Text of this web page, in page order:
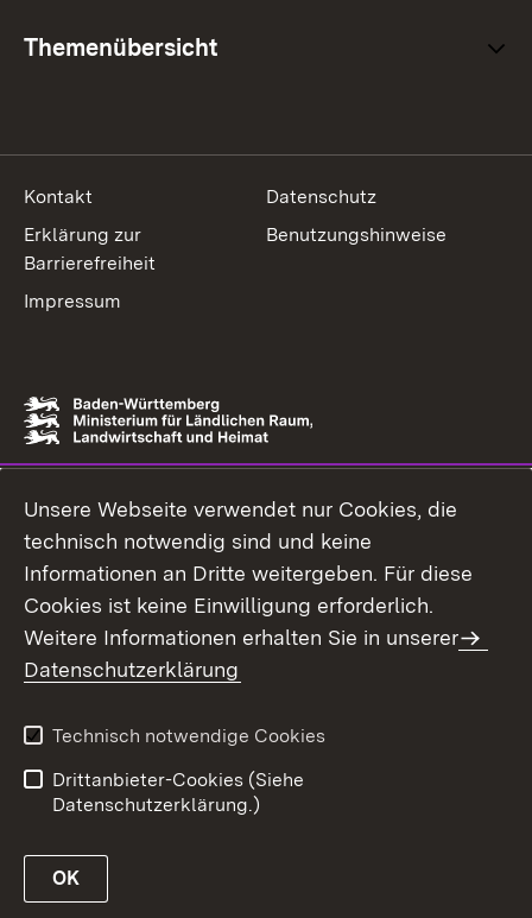
Themenübersicht
Kontakt
Datenschutz
Erklärung zur
Barrierefreiheit
Benutzungshinweise
Impressum
Unsere Webseite verwendet nur Cookies, die
technisch notwendig sind und keine
Informationen an Dritte weitergeben. Für diese
Cookies ist keine Einwilligung erforderlich.
Weitere Informationen erhalten Sie in unserer
Datenschutzerklärung
Technisch notwendige Cookies
Drittanbieter-Cookies (Siehe
Datenschutzerklärung.)
OK